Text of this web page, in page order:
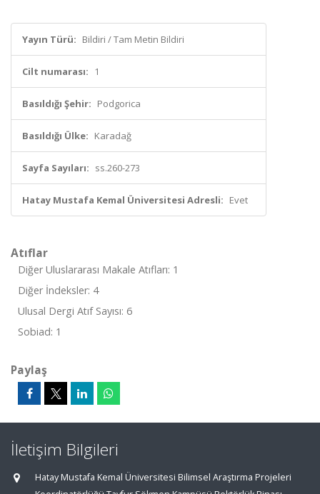
Yayın Türü: Bildiri / Tam Metin Bildiri
Cilt numarası: 1
Basıldığı Şehir: Podgorica
Basıldığı Ülke: Karadağ
Sayfa Sayıları: ss.260-273
Hatay Mustafa Kemal Üniversitesi Adresli: Evet
Atıflar
Diğer Uluslararası Makale Atıfları: 1
Diğer İndeksler: 4
Ulusal Dergi Atıf Sayısı: 6
Sobiad: 1
Paylaş
İletişim Bilgileri
Hatay Mustafa Kemal Üniversitesi Bilimsel Araştırma Projeleri